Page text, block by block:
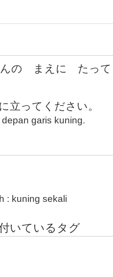
の まえに たっ
立ってください。
garis kuning.
: kuning sekali
いているタグ